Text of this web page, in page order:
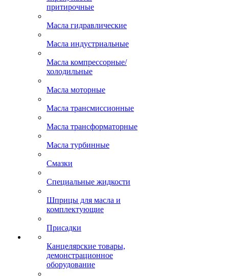
притирочные
Масла гидравлические
Масла индустриальные
Масла компрессорные/
холодильные
Масла моторные
Масла трансмиссионные
Масла трансформаторные
Масла турбинные
Смазки
Специальные жидкости
Шприцы для масла и
комплектующие
Присадки
Канцелярские товары,
демонстрационное
оборудование